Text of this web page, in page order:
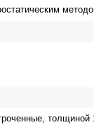
толщиной